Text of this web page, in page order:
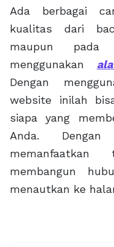
Ada berbagai
kualitas dari
maupun pada
menggunakan
Dengan
website inilah
siapa yang
Anda.
membangun
menautkan ke